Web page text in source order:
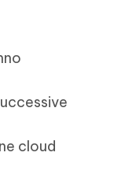
cloud